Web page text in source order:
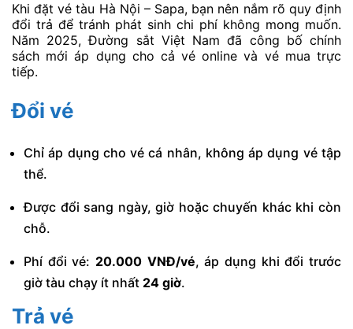
Khi đặt vé tàu Hà Nội – Sapa, bạn nên nắm rõ quy định
đổi trả để tránh phát sinh chi phí không mong muốn.
Năm 2025, Đường sắt Việt Nam đã công bố chính
sách mới áp dụng cho cả vé online và vé mua trực
tiếp.
Đổi vé
Chỉ áp dụng cho vé cá nhân, không áp dụng vé tập
thể.
Được đổi sang ngày, giờ hoặc chuyến khác khi còn
chỗ.
Phí đổi vé: 20.000 VNĐ/vé, áp dụng khi đổi trước
giờ tàu chạy ít nhất 24 giờ.
Trả vé